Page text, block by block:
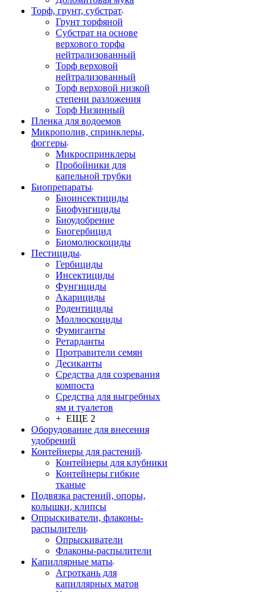
Торф, грунт, субстрат
Грунт торфяной
Субстрат на основе
верхового торфа
нейтрализованный
Торф верховой
нейтрализованный
Торф верховой низкой
степени разложения
Торф Низинный
Пленка для водоемов
Микрополив, спринклеры,
фоггеры
Микроспринклеры
Пробойники для
капельной трубки
Биопрепараты
Биоинсектициды
Биофунгициды
Биоудобрение
Биогербицид
Биомолюскоциды
Пестициды
Гербициды
Инсектициды
Фунгициды
Акарициды
Родентициды
Моллюскоциды
Фумиганты
Ретарданты
Протравители семян
Десиканты
Средства для созревания
компоста
Средства для выгребных
ям и туалетов
+ ЕЩЕ 2
Оборудование для внесения
удобрений
Контейнеры для растений
Контейнеры для клубники
Контейнеры гибкие
тканые
Подвязка растений, опоры,
колышки, клипсы
Опрыскиватели, флаконы-
распылители
Опрыскиватели
Флаконы-распылители
Капиллярные маты
Агроткань для
капиллярных матов